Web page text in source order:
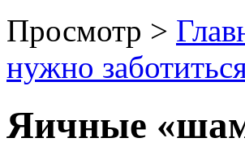
Просмотр >
нужно
Яичные